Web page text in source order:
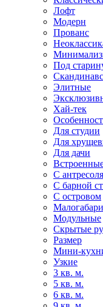
Лофт
Модерн
Прованс
Под
Элитные
Хай-тек
Для студии
Для
Для дачи
С
С барной
С островом
Модульные
Скрытые
Размер
Мини-
Узкие
3 кв. м.
5 кв. м.
6 кв. м.